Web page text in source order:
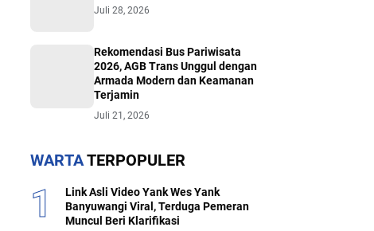
Juli 28, 2026
Rekomendasi Bus Pariwisata
2026, AGB Trans Unggul dengan
Armada Modern dan Keamanan
Terjamin
Juli 21, 2026
WARTATERPOPULER
Link Asli Video Yank Wes Yank
Banyuwangi Viral, Terduga Pemeran
Muncul Beri Klarifikasi